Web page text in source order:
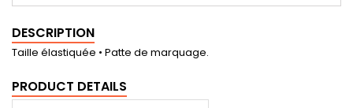
DESCRIPTION
Taille élastiquée • Patte de marquage.
PRODUCT DETAILS